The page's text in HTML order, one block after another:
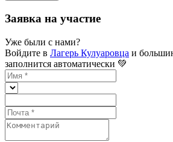
Заявка на участие
Уже были с нами?
Войдите в Лагерь Кулуаровца и
заполнится автоматически 💚